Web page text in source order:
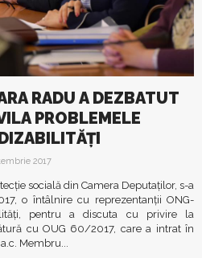
RADU A DEZBATUT
PROBLEMELE
2017
socială din Camera Deputaţilor, s-a
o întâlnire cu reprezentanţii ONG-
pentru a discuta cu privire la
cu OUG 60/2017, care a intrat în
Membru...